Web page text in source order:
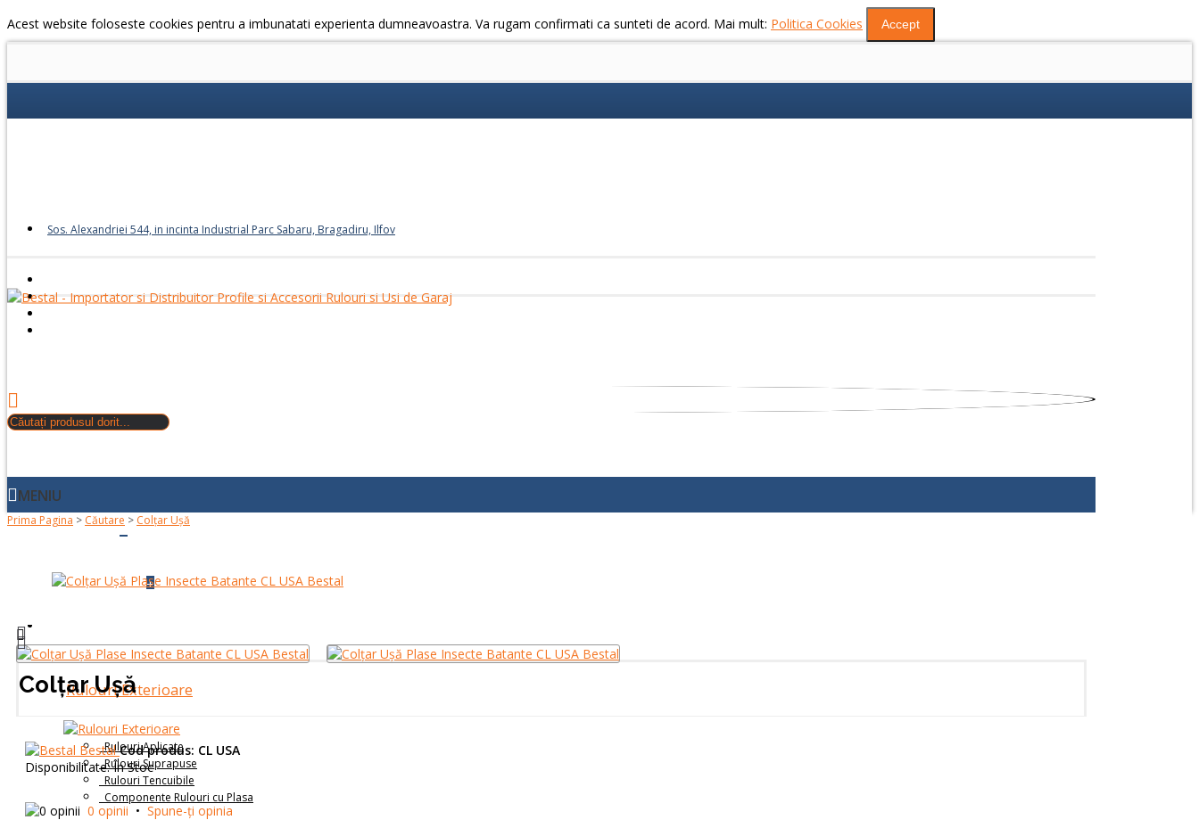
Acest website foloseste cookies pentru a imbunatati experienta dumneavoastra. Va rugam confirmati ca sunteti de acord. Mai mult: Politica Cookies Accept
Sos. Alexandriei 544, in incinta Industrial Parc Sabaru, Bragadiru, Ilfov
MENIU
DESPRE NOI +
Rulouri Exterioare
Rulouri Aplicate
Rulouri Suprapuse
Rulouri Tencuibile
Componente Rulouri cu Plasa
Prima Pagina > Căutare > Colțar Ușă
Colțar Ușă
BestalCod produs: CL USA
Disponibilitate: În Stoc
0 opinii • Spune-ţi opinia